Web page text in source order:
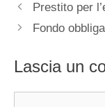
Prestito per
Fondo
Lascia un